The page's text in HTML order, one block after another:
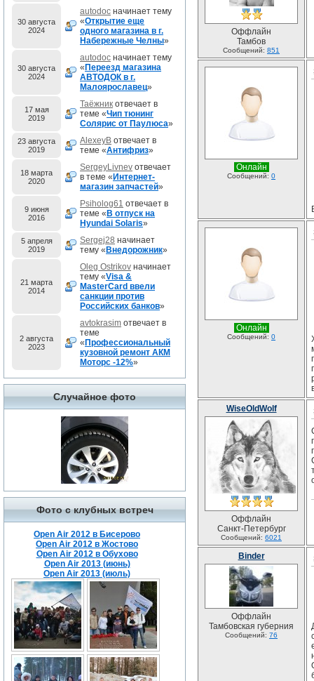
30 августа
2024
autodoc начинает тему
«Открытие еще
одного магазина в г.
Набережные Челны»
30 августа
2024
autodoc начинает тему
« Переезд магазина
АВТОДОК в г.
Малоярославец»
17 мая
2019
Таёжник отвечает в
теме «Чип тюнинг
Солярис от Паулюса»
23 августа
2019
AlexeyB отвечает в
теме «Антифриз»
18 марта
2020
SergeyLivnev отвечает
в теме « Интернет-
магазин запчастей»
9 июня
2016
Psiholog61 отвечает в
теме « В отпуск на
Hyundai Solaris»
5 апреля
2019
Sergej28 начинает
тему « Внедорожник»
21 марта
2014
Oleg Ostrikov начинает
тему «Visa &
MasterCard ввели
санкции против
Российских банков»
2 августа
2023
avtokrasim отвечает в
теме
« Профессиональный
кузовной ремонт АКМ
Моторс -12%»
Случайное фото
Фото с клубных встреч
Open Air 2012 в Бисерово
Open Air 2012 в Жостово
Open Air 2012 в Обухово
Open Air 2013 (июнь)
Open Air 2013 (июль)
Оффлайн
Тамбов
Сообщений: 851
Онлайн
Сообщений: 0
Онлайн
Сообщений: 0
WiseOldWolf
Оффлайн
Санкт-Петербург
Сообщений: 6021
Binder
Оффлайн
Тамбовская губерния
Сообщений: 76